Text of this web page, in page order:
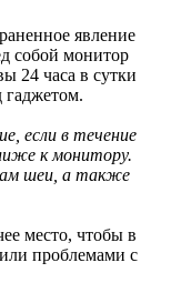
явление
собой монитор
24 часа в сутки
гаджетом.
если в течение
к монитору.
шеи, а также
место, чтобы в
проблемами с